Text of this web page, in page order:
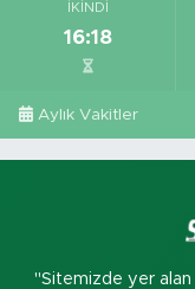
İKINDI
16:18
Aylık Vakitler
"Sitemizde yer